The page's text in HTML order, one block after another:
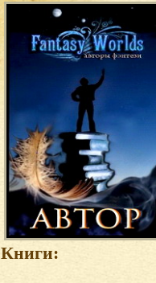
Книги: